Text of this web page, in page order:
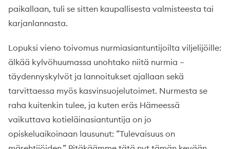
paikallaan, tuli se sitten kaupallisesta valmisteesta tai
karjanlannasta.
Lopuksi vieno toivomus nurmiasiantuntijoilta viljelijöille:
älkää kylvöhuumassa unohtako niitä nurmia –
täydennyskylvöt ja lannoitukset ajallaan sekä
tarvittaessa myös kasvinsuojelutoimet. Nurmesta se
raha kuitenkin tulee, ja kuten eräs Hämeessä
vaikuttava kotieläinasiantuntija on jo
opiskeluaikoinaan lausunut: ”Tulevaisuus on